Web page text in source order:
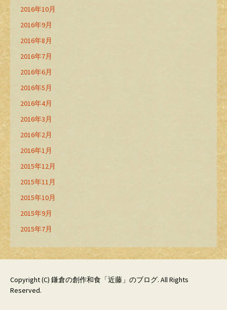
2016年10月
2016年9月
2016年8月
2016年7月
2016年6月
2016年5月
2016年4月
2016年3月
2016年2月
2016年1月
2015年12月
2015年11月
2015年10月
2015年9月
2015年7月
Copyright (C) 鎌倉の創作和食「近藤」のブログ. All Rights
Reserved.